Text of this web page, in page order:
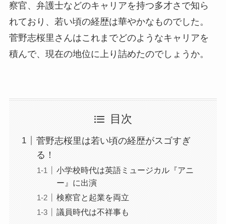
察官、弁護士などのキャリアを持つ多才さで知ら
れており、若い頃の経歴は華やかなものでした。
菅野志桜里さんはこれまでどのようなキャリアを
積んで、現在の地位に上り詰めたのでしょうか。
目次
菅野志桜里は若い頃の経歴がスゴすぎ
る！
小学校時代は英語ミュージカル『アニ
ー』に出演
検察官と起業を両立
議員時代は不祥事も